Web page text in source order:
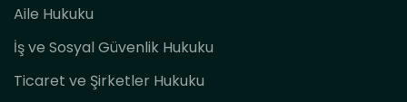
Aile Hukuku
İş ve Sosyal Güvenlik Hukuku
Ticaret ve Şirketler Hukuku